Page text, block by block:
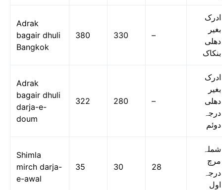
Adrak
bagair dhuli
Bangkok
380 330 –
ادرک
بغیر
دھلی
بنکاک
Adrak
bagair dhuli
darja-e-
doum
322 280 –
ادرک
بغیر
دھلی
درجہ
دوئم
Shimla
mirch darja-
e-awal
35 30 28
شملہ
مرچ
درجہ
اول